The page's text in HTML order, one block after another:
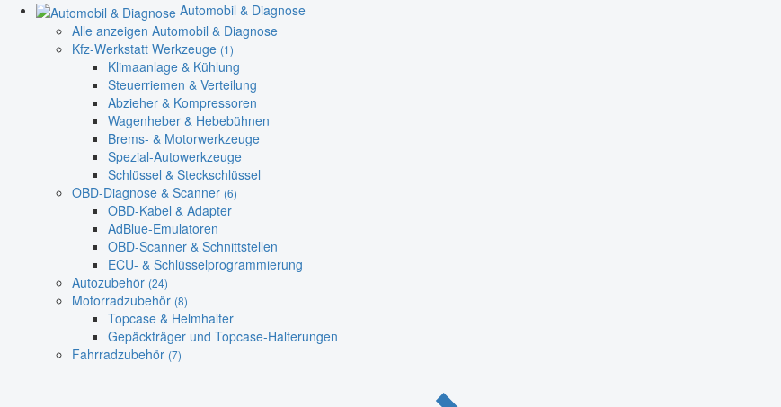
Automobil & Diagnose
Alle anzeigen Automobil & Diagnose
Kfz-Werkstatt Werkzeuge (1)
Klimaanlage & Kühlung
Steuerriemen & Verteilung
Abzieher & Kompressoren
Wagenheber & Hebebühnen
Brems- & Motorwerkzeuge
Spezial-Autowerkzeuge
Schlüssel & Steckschlüssel
OBD-Diagnose & Scanner (6)
OBD-Kabel & Adapter
AdBlue-Emulatoren
OBD-Scanner & Schnittstellen
ECU- & Schlüsselprogrammierung
Autozubehör (24)
Motorradzubehör (8)
Topcase & Helmhalter
Gepäckträger und Topcase-Halterungen
Fahrradzubehör (7)